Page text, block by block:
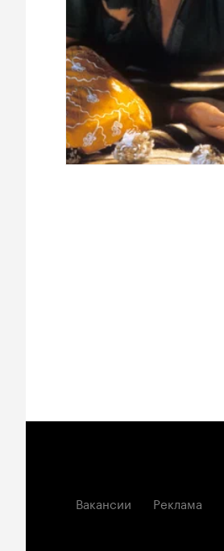
Вакансии Реклама